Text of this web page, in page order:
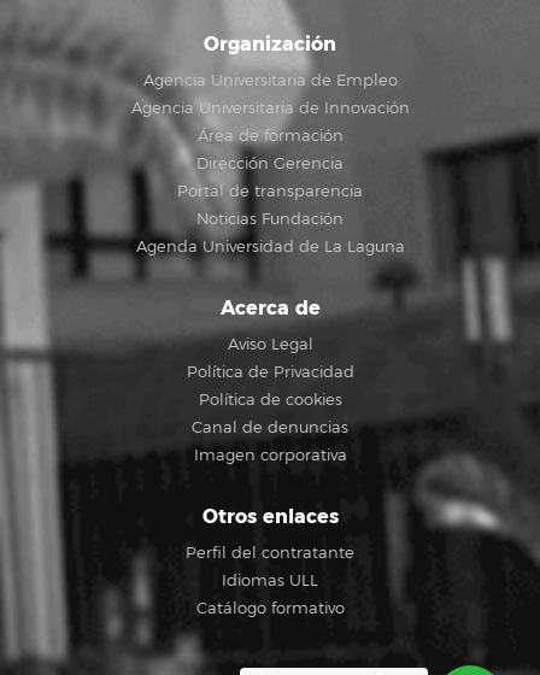
Organización
Agencia Universitaria de Empleo
Agencia Universitaria de Innovación
Área de formación
Dirección Gerencia
Portal de transparencia
Noticias Fundación
Agenda Universidad de La Laguna
Acerca de
Aviso Legal
Política de Privacidad
Política de cookies
Canal de denuncias
Imagen corporativa
Otros enlaces
Perfil del contratante
Idiomas ULL
Catálogo formativo